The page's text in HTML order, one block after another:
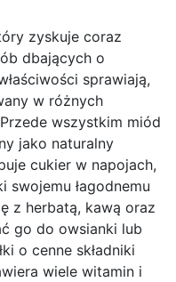
zyskuje coraz
dbających o
sprawiają,
w różnych
wszystkim miód
jako naturalny
cukier w napojach,
swojemu łagodnemu
z herbatą, kawą oraz
go do owsianki lub
o cenne składniki
wiele witamin i